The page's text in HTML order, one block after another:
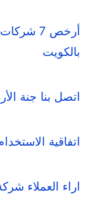
أرخص 7
بالكويت
اتصل بنا جنة
اتفاقية
اراء العملاء